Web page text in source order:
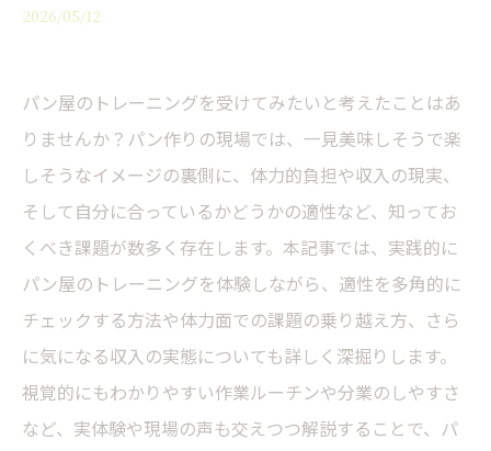
2026/05/12
パン屋のトレーニングを受けてみたいと考えたことはあ
りませんか？パン作りの現場では、一見美味しそうで楽
しそうなイメージの裏側に、体力的負担や収入の現実、
そして自分に合っているかどうかの適性など、知ってお
くべき課題が数多く存在します。本記事では、実践的に
パン屋のトレーニングを体験しながら、適性を多角的に
チェックする方法や体力面での課題の乗り越え方、さら
に気になる収入の実態についても詳しく深掘りします。
視覚的にもわかりやすい作業ルーチンや分業のしやすさ
など、実体験や現場の声も交えつつ解説することで、パ